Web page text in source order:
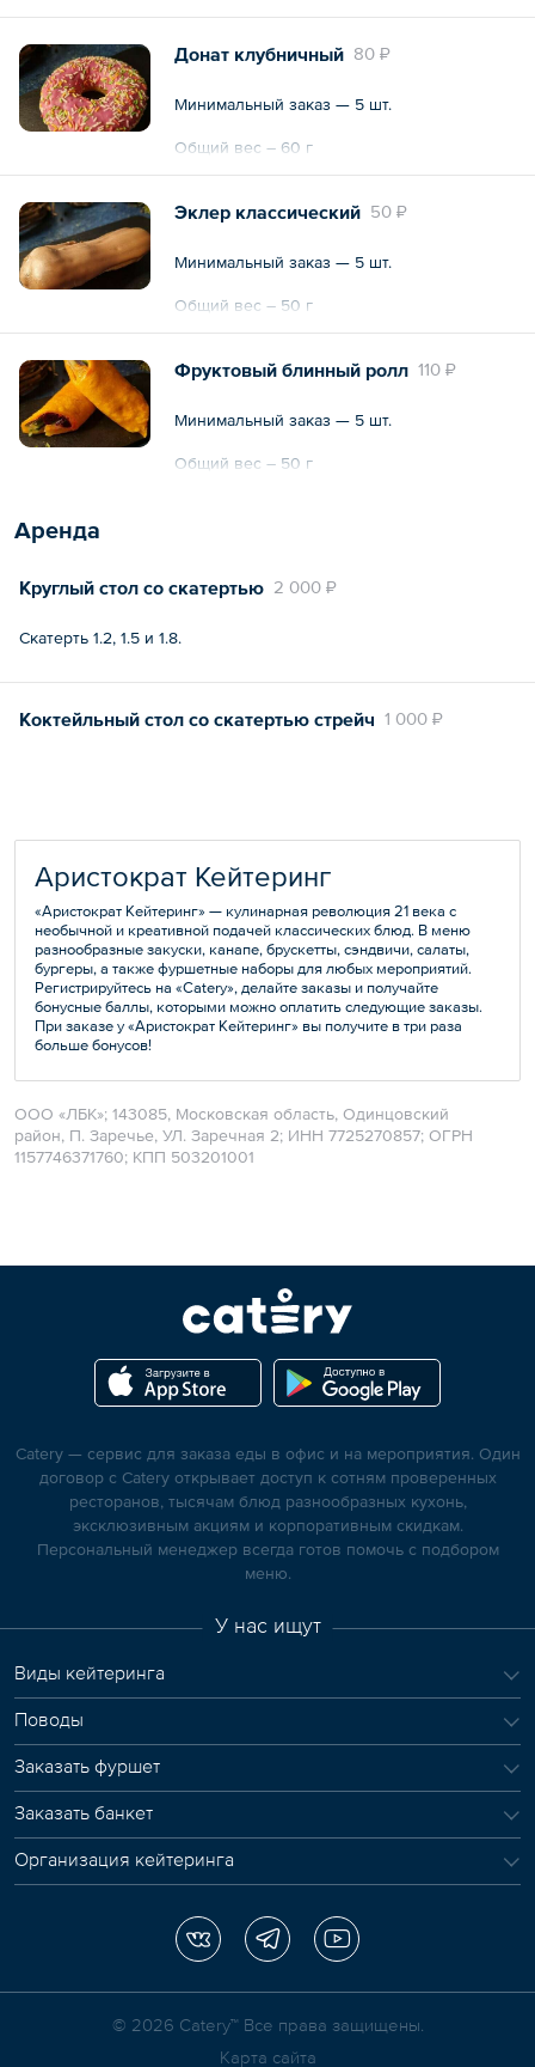
80 ₽
Донат клубничный
Минимальный заказ — 5 шт.
Общий вес – 60 г
50 ₽
Эклер классический
Минимальный заказ — 5 шт.
Общий вес – 50 г
110 ₽
Фруктовый блинный ролл
Минимальный заказ — 5 шт.
Общий вес – 50 г
Аренда
2 000 ₽
Круглый стол со скатертью
Скатерть 1.2, 1.5 и 1.8.
1 000 ₽
Коктейльный стол со скатертью стрейч
Аристократ Кейтеринг
«Аристократ Кейтеринг» — кулинарная революция 21 века с
необычной и креативной подачей классических блюд. В меню
разнообразные закуски, канапе, брускетты, сэндвичи, салаты,
бургеры, а также фуршетные наборы для любых мероприятий.
Регистрируйтесь на «Catery», делайте заказы и получайте
бонусные баллы, которыми можно оплатить следующие заказы.
При заказе у «Аристократ Кейтеринг» вы получите в три раза
больше бонусов!
ООО «ЛБК»; 143085, Московская область, Одинцовский
район, П. Заречье, УЛ. Заречная 2; ИНН 7725270857; ОГРН
1157746371760; КПП 503201001
Catery — сервис для заказа еды в офис и на мероприятия. Один
договор с Catery открывает доступ к сотням проверенных
ресторанов, тысячам блюд разнообразных кухонь,
эксклюзивным акциям и корпоративным скидкам.
Персональный менеджер всегда готов помочь с подбором
меню.
У нас ищут
Виды кейтеринга
Поводы
Заказать фуршет
Заказать банкет
Организация кейтеринга
© 2026 Сatery™ Все права защищены.
Карта сайта